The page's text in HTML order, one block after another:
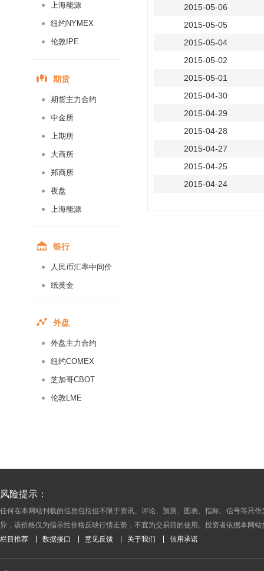
上海能源
纽约NYMEX
伦敦IPE
期货
期货主力合约
中金所
上期所
大商所
郑商所
夜盘
上海能源
银行
人民币汇率中间价
纸黄金
外盘
外盘主力合约
纽约COMEX
芝加哥CBOT
伦敦LME
2015-05-06
2015-05-05
2015-05-04
2015-05-02
2015-05-01
2015-04-30
2015-04-29
2015-04-28
2015-04-27
2015-04-25
2015-04-24
2015-04-06
2015-04-01
2015-03-31
风险提示：
任何在本网站刊载的信息包括但不限于资讯、评论、预测、图表、指标、信号等只
异，该价格仅为指示性价格反映行情走势，不宜为交易目的使用。投资者依据本网
栏目推荐 数据接口 意见反馈 关于我们 信用承诺